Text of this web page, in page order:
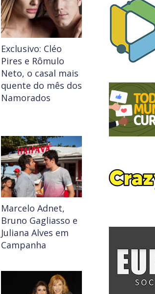
Exclusivo: Cléo
Pires e Rômulo
Neto, o casal mais
quente do mês dos
Namorados
Marcelo Adnet,
Bruno Gagliasso e
Juliana Alves em
Campanha